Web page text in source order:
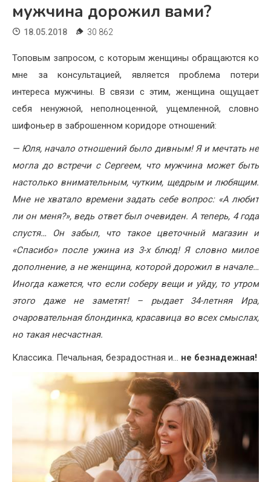
Жизнь
Хобби
Красота
Недвижимость
мужчина дорожил вами?
18.05.2018 30 862
Топовым запросом, с которым женщины обращаются ко
мне за консультацией, является проблема потери
интереса мужчины. В связи с этим, женщина ощущает
себя ненужной, неполноценной, ущемленной, словно
шифоньер в заброшенном коридоре отношений:
— Юля, начало отношений было дивным! Я и мечтать не
могла до встречи с Сергеем, что мужчина может быть
настолько внимательным, чутким, щедрым и любящим.
Мне не хватало времени задать себе вопрос: «А любит
ли он меня?», ведь ответ был очевиден. А теперь, 4 года
спустя… Он забыл, что такое цветочный магазин и
«Спасибо» после ужина из 3-х блюд! Я словно милое
дополнение, а не женщина, которой дорожил в начале…
Иногда кажется, что если соберу вещи и уйду, то утром
этого даже не заметят! – рыдает 34-летняя Ира,
очаровательная блондинка, красавица во всех смыслах,
но такая несчастная.
Классика. Печальная, безрадостная и… не безнадежная!